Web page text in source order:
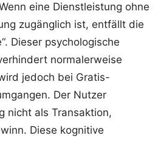
eine Dienstleistung ohne
zugänglich ist, entfällt die
Dieser psychologische
normalerweise
jedoch bei Gratis-
Der Nutzer
nicht als Transaktion,
Diese kognitive